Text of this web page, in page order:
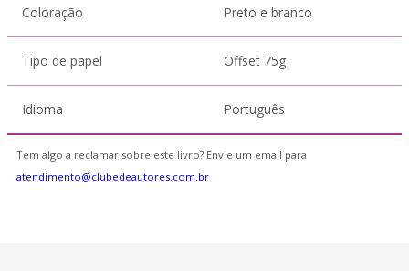
Coloração Preto e branco
Tipo de papel Offset 75g
Idioma Português
Tem algo a reclamar sobre este livro? Envie um email para
atendimento@clubedeautores.com.br